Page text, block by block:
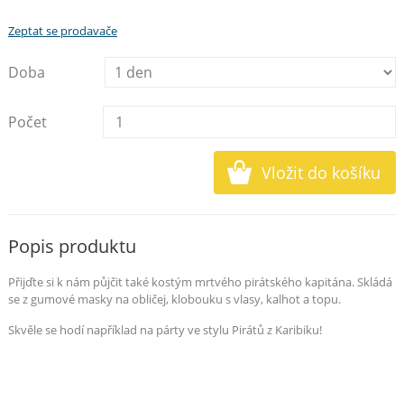
Zeptat se prodavače
Doba
Počet
Popis produktu
Přijďte si k nám půjčit také kostým mrtvého pirátského kapitána. Skládá
se z gumové masky na obličej, klobouku s vlasy, kalhot a topu.
Skvěle se hodí například na párty ve stylu Pirátů z Karibiku!